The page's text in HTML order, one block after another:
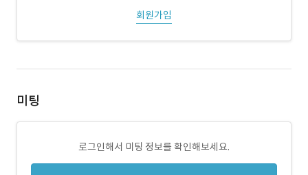
회원가입
미팅
로그인해서 미팅 정보를 확인해보세요.